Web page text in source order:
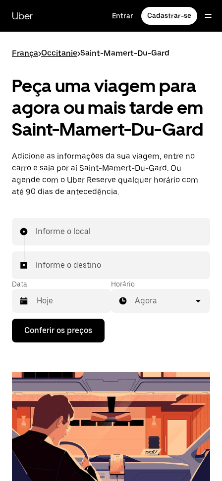
para
conteúdo
Uber Entrar Cadastrar-se
França>Occitanie>Saint-Mamert-Du-Gard
Peça uma viagem para
agora ou mais tarde em
Saint-Mamert-Du-Gard
Adicione as informações da sua viagem, entre no
carro e saia por aí Saint-Mamert-Du-Gard. Ou
agende com o Uber Reserve qualquer horário com
até 90 dias de antecedência.
Informe o local
Informe o destino
Data
Pressione
seta
interagir
o
calendário
selecionar
uma
data.
Pressione
a
tecla
“ESC”
Horário
Agora
Conferir os preços